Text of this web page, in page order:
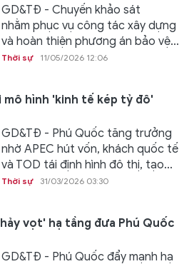
GD&TĐ - Chuyến khảo sát
nhằm phục vụ công tác xây dựng
và hoàn thiện phương án bảo vệ...
Thời sự 11/05/2026 12:06
hình 'kinh tế kép tỷ đô'
GD&TĐ - Phú Quốc tăng trưởng
nhờ APEC hút vốn, khách quốc tế
và TOD tái định hình đô thị, tạo...
Thời sự 31/03/2026 03:30
vọt' hạ tầng đưa Phú Quốc
GD&TĐ - Phú Quốc đẩy mạnh hạ